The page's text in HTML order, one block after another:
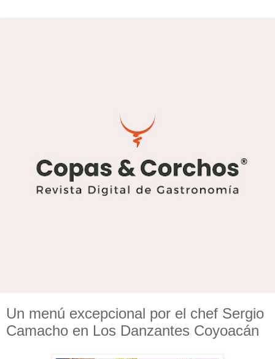
Un menú excepcional por el chef Sergio
Camacho en Los Danzantes Coyoacán